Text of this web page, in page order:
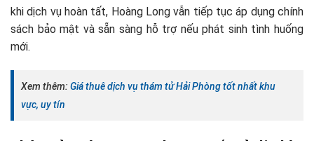
khi dịch vụ hoàn tất, Hoàng Long vẫn tiếp tục áp dụng chính
sách bảo mật và sẵn sàng hỗ trợ nếu phát sinh tình huống
mới.
Xem thêm: Giá thuê dịch vụ thám tử Hải Phòng tốt nhất khu
vực, uy tín